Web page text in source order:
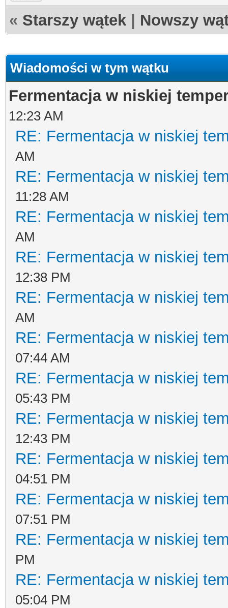
« Starszy wątek Nowszy
Wiadomości w tym wątku
Fermentacja w niskiej
12:23 AM
RE: Fermentacja w niskiej
AM
RE: Fermentacja w niskiej
11:28 AM
RE: Fermentacja w niskiej
AM
RE: Fermentacja w niskiej
12:38 PM
RE: Fermentacja w niskiej
AM
RE: Fermentacja w niskiej
07:44 AM
RE: Fermentacja w niskiej
05:43 PM
RE: Fermentacja w niskiej
12:43 PM
RE: Fermentacja w niskiej
04:51 PM
RE: Fermentacja w niskiej
07:51 PM
RE: Fermentacja w niskiej
PM
RE: Fermentacja w niskiej
05:04 PM